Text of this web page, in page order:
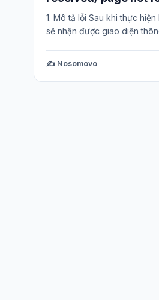
1. Mô tả lỗi Sau khi thực
sẽ nhận được giao diện
✍️ Nosomovo